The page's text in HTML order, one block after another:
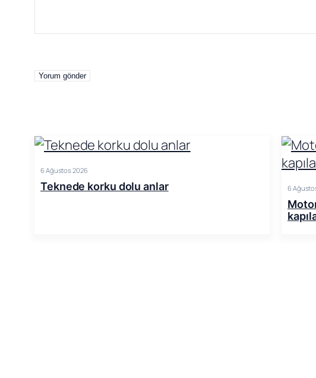
6 Ağustos 2026
Teknede korku dolu anlar 6